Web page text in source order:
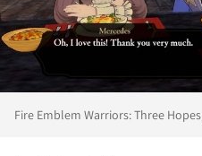
Fire Emblem Warriors: Three